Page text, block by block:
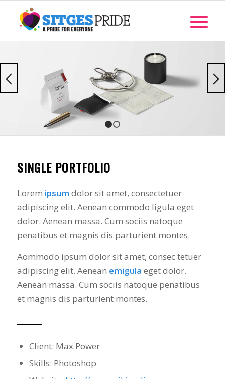
SINGLE PORTFOLIO
Lorem ipsum dolor sit amet, consectetuer
adipiscing elit. Aenean commodo ligula eget
dolor. Aenean massa. Cum sociis natoque
penatibus et magnis dis parturient montes.
Aommodo ipsum dolor sit amet, consec tetuer
adipiscing elit. Aenean emigula eget dolor.
Aenean massa. Cum sociis natoque penatibus
et magnis dis parturient montes.
Client: Max Power
Skills: Photoshop